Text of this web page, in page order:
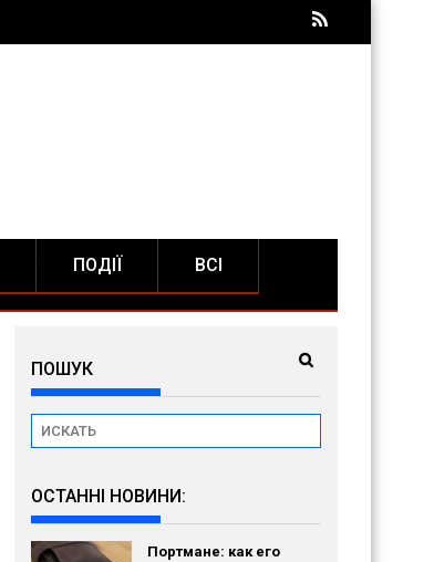
ПОДІЇ ВСІ
ПОШУК
ОСТАННІ НОВИНИ:
Портмане: как его